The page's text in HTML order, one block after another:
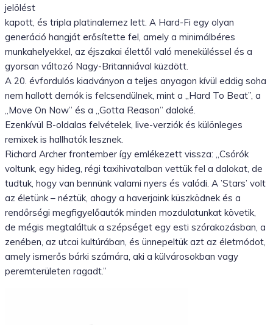
Facebook X WhatsApp Tumblr
jelölést
kapott, és tripla platinalemez lett. A Hard-Fi egy olyan
generáció hangját erősítette fel, amely a minimálbéres
munkahelyekkel, az éjszakai élettől való meneküléssel és a
gyorsan változó Nagy-Britanniával küzdött.
A 20. évfordulós kiadványon a teljes anyagon kívül eddig soha
nem hallott demók is felcsendülnek, mint a „Hard To Beat”, a
„Move On Now” és a „Gotta Reason” daloké.
Ezenkívül B-oldalas felvételek, live-verziók és különleges
remixek is hallhatók lesznek.
Richard Archer frontember így emlékezett vissza: „Csórók
voltunk, egy hideg, régi taxihivatalban vettük fel a dalokat, de
tudtuk, hogy van bennünk valami nyers és valódi. A ’Stars’ volt
az életünk – néztük, ahogy a haverjaink küszködnek és a
rendőrségi megfigyelőautók minden mozdulatunkat követik,
de mégis megtaláltuk a szépséget egy esti szórakozásban, a
zenében, az utcai kultúrában, és ünnepeltük azt az életmódot,
amely ismerős bárki számára, aki a külvárosokban vagy
peremterületen ragadt.”